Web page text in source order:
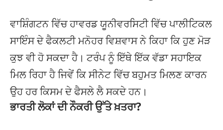
ਵਾਸ਼ਿੰਗਟਨ ਵਿੱਚ ਹਾਵਰਡ ਯੂਨੀਵਰਸਿਟੀ ਵਿੱਚ ਪਾਲੀਟਿਕਲ
ਸਾਇੰਸ ਦੇ ਫੈਕਲਟੀ ਮਨੋਹਰ ਵਿਸ਼ਵਾਸ ਨੇ ਕਿਹਾ ਕਿ ਹੁਣ ਮੋੜ
ਕੁਝ ਵੀ ਹੋ ਸਕਦਾ ਹੈ। ਟਰੰਪ ਨੂੰ ਇੱਥੇ ਇੱਕ ਵੱਡਾ ਸਹਾਇਕ
ਮਿਲ ਰਿਹਾ ਹੈ ਜਿਵੇਂ ਕਿ ਸੀਨੇਟ ਵਿੱਚ ਬਹੁਮਤ ਮਿਲਣ ਕਾਰਨ
ਉਹ ਹਰ ਕਿਸਮ ਦੇ ਫੈਸਲੇ ਲੈ ਸਕਦੇ ਹਨ।
ਭਾਰਤੀ ਲੋਕਾਂ ਦੀ ਨੌਕਰੀ ਉੱਤੇ ਖ਼ਤਰਾ?